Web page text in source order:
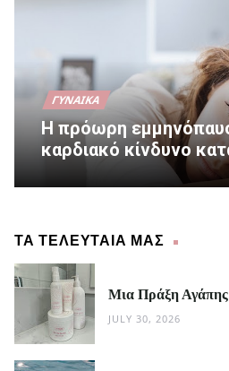
ΓΥΝΑΊΚΑ
Η πρόωρη
καρδιακό κίνδυνο
ΤΑ ΤΕΛΕΥΤΑΙΑ ΜΑΣ
Μια Πράξη
JULY 30, 2026